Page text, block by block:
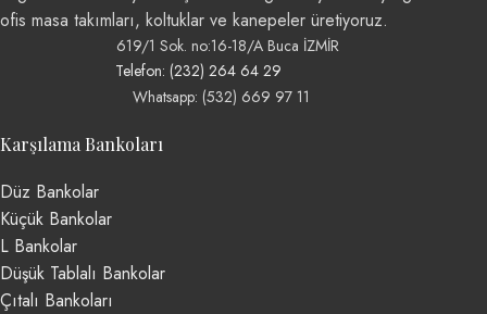
ofis masa takımları, koltuklar ve kanepeler üretiyoruz.
619/1 Sok. no:16-18/A Buca İZMİR
Telefon: (232) 264 64 29
Whatsapp: (532) 669 97 11
Karşılama Bankoları
Düz Bankolar
Küçük Bankolar
L Bankolar
Düşük Tablalı Bankolar
Çıtalı Bankoları